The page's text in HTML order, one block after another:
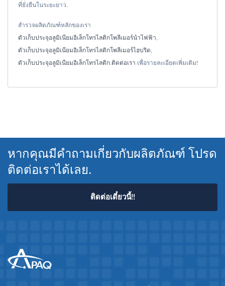
ที่ยั่งยืนในระยะยาว.
สำรวจผลิตภัณฑ์หลักของเรา
ตัวเก็บประจุอลูมิเนียมอิเล็กโทรไลติกโพลีเมอร์นำไฟฟ้า
ตัวเก็บประจุอลูมิเนียมอิเล็กโทรไลติกโพลีเมอร์ไฮบริด
ตัวเก็บประจุอลูมิเนียมอิเล็กโทรไลติก ติดต่อเรา เพื่อรายละเอียดเพิ่มเติม!
หากคุณมีคำถามเกี่ยวกับผลิตภัณฑ์ โปรด
ติดต่อเราได้เลย.
ติดต่อเดี๋ยวนี้!!